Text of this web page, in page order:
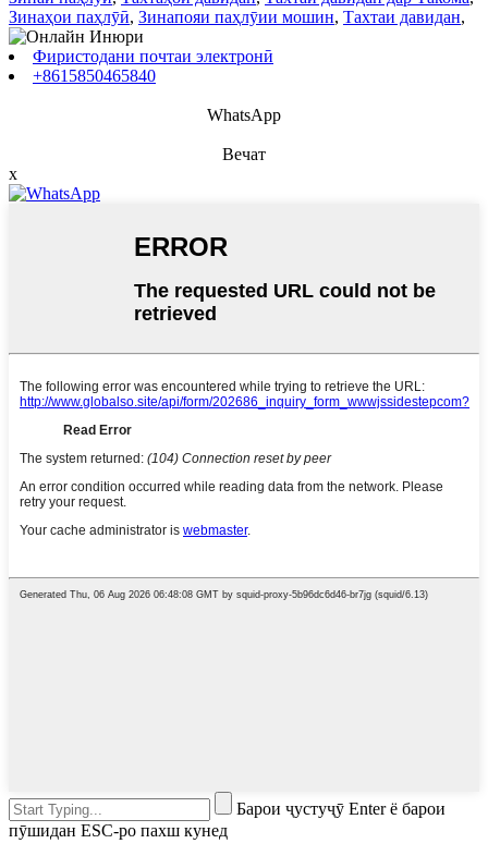
Зинаҳои паҳлӯӣ, Зинапояи паҳлӯии мошин, Тахтаи давидан,
Фиристодани почтаи электронӣ
+8615850465840
WhatsApp
Вечат
x
Барои ҷустуҷӯ Enter ё барои
пӯшидан ESC-ро пахш кунед